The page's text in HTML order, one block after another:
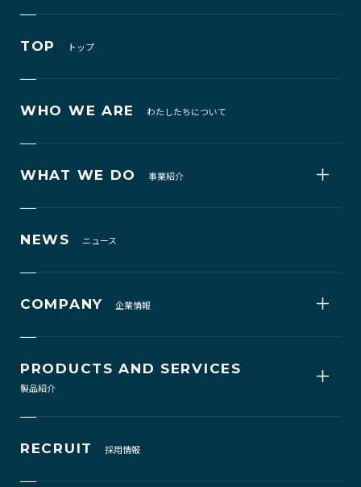
TOP トップ
WHO WE ARE わたしたちについて
WHAT WE DO 事業紹介
NEWS ニュース
COMPANY 企業情報
PRODUCTS AND SERVICES
製品紹介
RECRUIT 採用情報